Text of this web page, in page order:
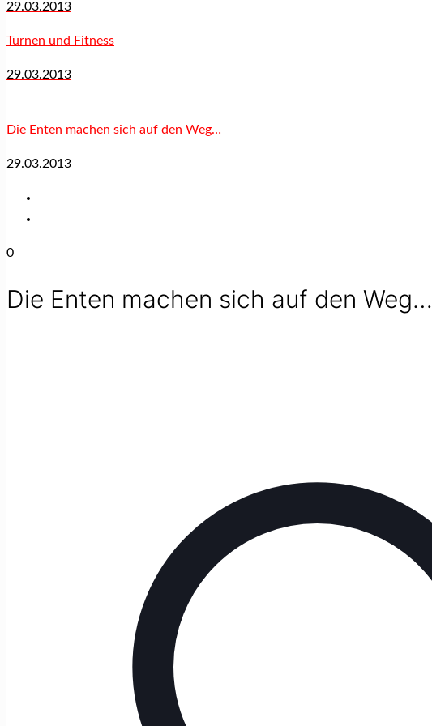
29.03.2013
Turnen und Fitness
29.03.2013
Die Enten machen sich auf den Weg…
29.03.2013
0
Die Enten machen sich auf den Weg…